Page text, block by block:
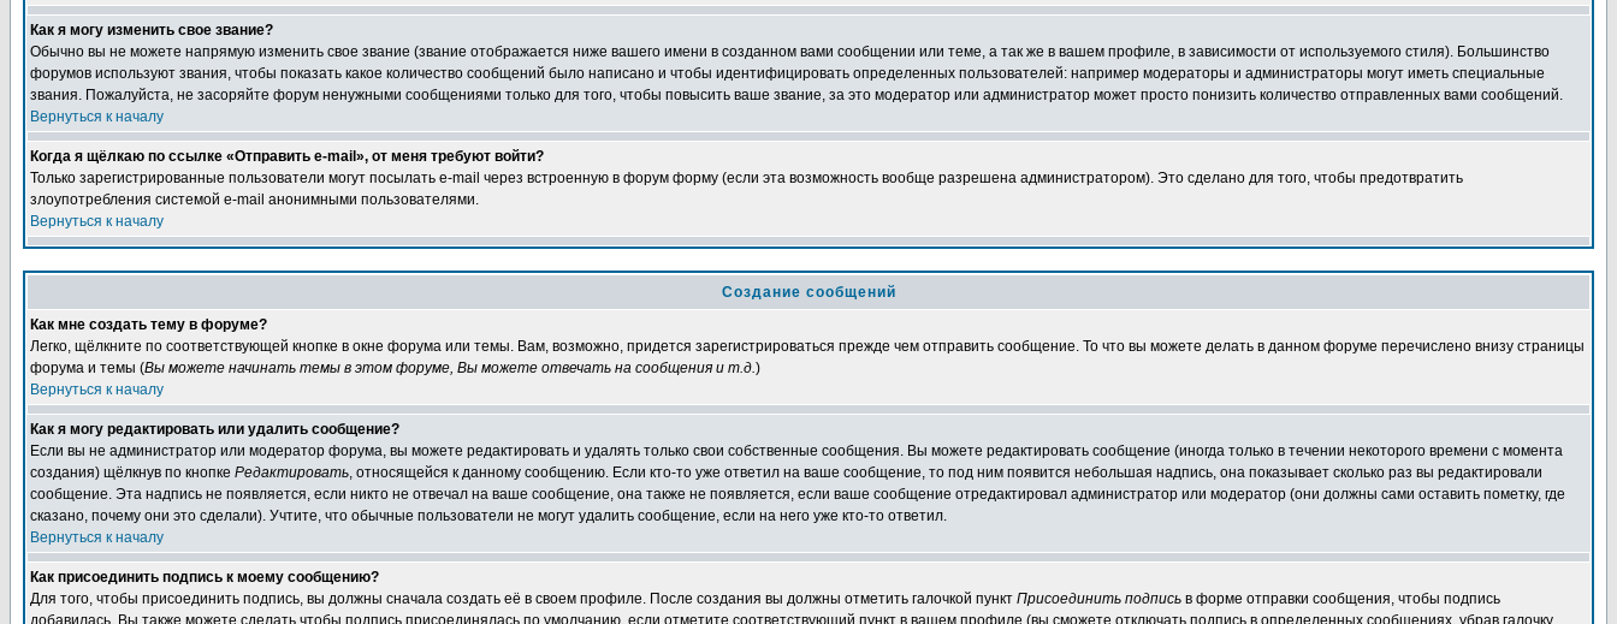
Как я могу изменить свое звание?
Обычно вы не можете напрямую изменить свое звание (звание отображается ниже вашего имени в созданном вами сообщении или теме, а так же в вашем профиле, в зависимости от используемого стиля). Большинство
форумов используют звания, чтобы показать какое количество сообщений было написано и чтобы идентифицировать определенных пользователей: например модераторы и администраторы могут иметь специальные
звания. Пожалуйста, не засоряйте форум ненужными сообщениями только для того, чтобы повысить ваше звание, за это модератор или администратор может просто понизить количество отправленных вами сообщений.
Вернуться к началу
Когда я щёлкаю по ссылке «Отправить e-mail», от меня требуют войти?
Только зарегистрированные пользователи могут посылать e-mail через встроенную в форум форму (если эта возможность вообще разрешена администратором). Это сделано для того, чтобы предотвратить
злоупотребления системой e-mail анонимными пользователями.
Вернуться к началу
Создание сообщений
Как мне создать тему в форуме?
Легко, щёлкните по соответствующей кнопке в окне форума или темы. Вам, возможно, придется зарегистрироваться прежде чем отправить сообщение. То что вы можете делать в данном форуме перечислено внизу страницы
форума и темы (Вы можете начинать темы в этом форуме, Вы можете отвечать на сообщения и т.д.)
Вернуться к началу
Как я могу редактировать или удалить сообщение?
Если вы не администратор или модератор форума, вы можете редактировать и удалять только свои собственные сообщения. Вы можете редактировать сообщение (иногда только в течении некоторого времени с момента
создания) щёлкнув по кнопке Редактировать, относящейся к данному сообщению. Если кто-то уже ответил на ваше сообщение, то под ним появится небольшая надпись, она показывает сколько раз вы редактировали
сообщение. Эта надпись не появляется, если никто не отвечал на ваше сообщение, она также не появляется, если ваше сообщение отредактировал администратор или модератор (они должны сами оставить пометку, где
сказано, почему они это сделали). Учтите, что обычные пользователи не могут удалить сообщение, если на него уже кто-то ответил.
Вернуться к началу
Как присоединить подпись к моему сообщению?
Для того, чтобы присоединить подпись, вы должны сначала создать её в своем профиле. После создания вы должны отметить галочкой пункт Присоединить подпись в форме отправки сообщения, чтобы подпись
добавилась. Вы также можете сделать чтобы подпись присоединялась по умолчанию, если отметите соответствующий пункт в вашем профиле (вы сможете отключать подпись в определенных сообщениях, убрав галочку